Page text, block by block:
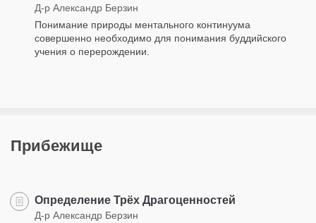
Д-р Александр Берзин
Понимание природы ментального континуума
совершенно необходимо для понимания буддийского
учения о перерождении.
Прибежище
Определение Трёх Драгоценностей
Д-р Александр Берзин